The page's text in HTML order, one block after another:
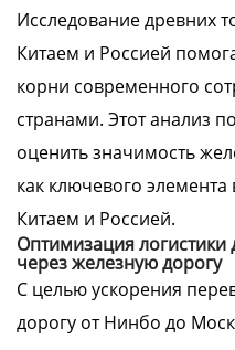
Исследование древних
Китаем и Россией
корни современного
странами. Этот анализ
оценить значимость
как ключевого
Китаем и Россией.
Оптимизация логистики
через железную дорогу
С целью ускорения
дорогу от Нинбо до